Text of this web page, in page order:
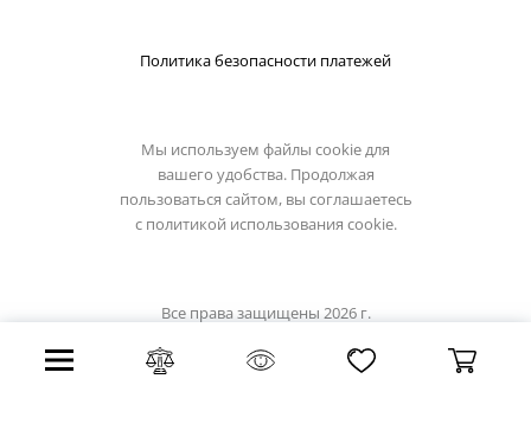
Политика безопасности платежей
Мы используем файлы cookie для
вашего удобства. Продолжая
пользоваться сайтом, вы соглашаетесь
с политикой использования cookie.
Все права защищены 2026 г.